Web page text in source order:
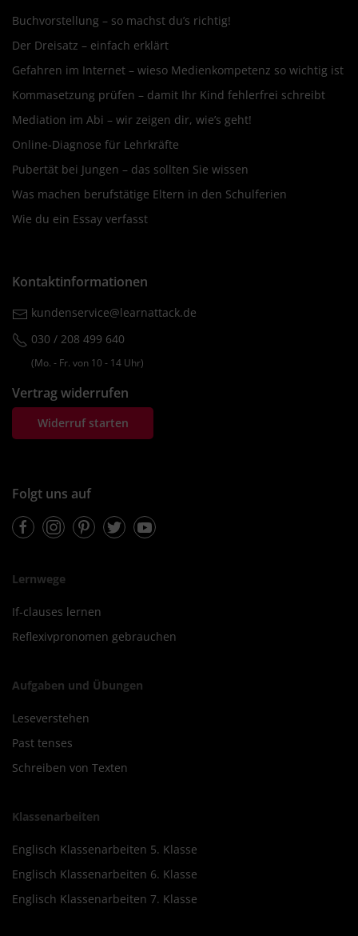
Buchvorstellung – so machst du’s richtig!
Der Dreisatz – einfach erklärt
Gefahren im Internet – wieso Medienkompetenz so wichtig ist
Kommasetzung prüfen – damit Ihr Kind fehlerfrei schreibt
Mediation im Abi – wir zeigen dir, wie’s geht!
Online-Diagnose für Lehrkräfte
Pubertät bei Jungen – das sollten Sie wissen
Was machen berufstätige Eltern in den Schulferien
Wie du ein Essay verfasst
Kontaktinformationen
kundenservice@learnattack.de
030 / 208 499 640
(Mo. ‐ Fr. von 10 ‐ 14 Uhr)
Vertrag widerrufen
Widerruf starten
Folgt uns auf
FacebookInstagramPinterestTwitterYoutube
Lernwege
If-clauses lernen
Reflexivpronomen gebrauchen
Aufgaben und Übungen
Leseverstehen
Past tenses
Schreiben von Texten
Klassenarbeiten
Englisch Klassenarbeiten 5. Klasse
Englisch Klassenarbeiten 6. Klasse
Englisch Klassenarbeiten 7. Klasse